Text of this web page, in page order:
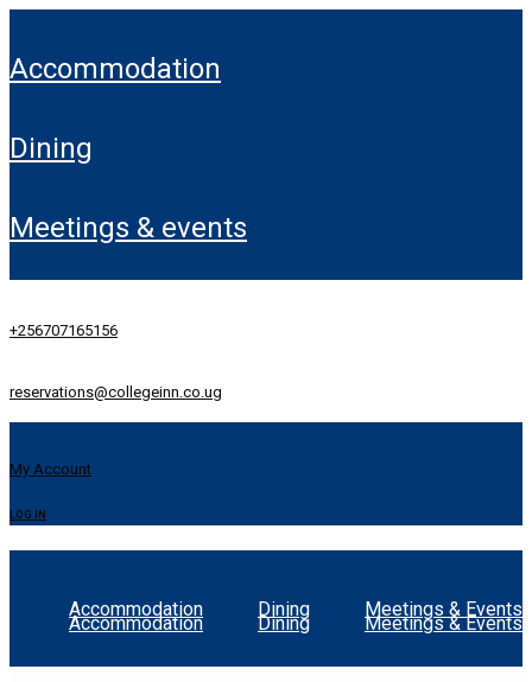
accommodation
dining
meetings & events
+256707165156
reservations@collegeinn.co.ug
My Account
LOG IN
Accommodation Dining Meetings & Events
Accommodation Dining Meetings & Events